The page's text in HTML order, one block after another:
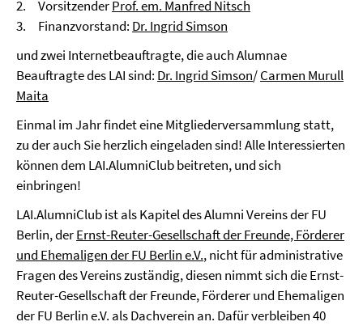
2. VorsitzenderProf. em. Manfred Nitsch
3. Finanzvorstand: Dr. Ingrid Simson
und zwei Internetbeauftragte, die auch Alumnae
Beauftragte des LAI sind: Dr. Ingrid Simson/Carmen Murull
Maita
Einmal im Jahr findet eine Mitgliederversammlung statt,
zu der auch Sie herzlich eingeladen sind! Alle Interessierten
können dem LAI.AlumniClub beitreten, und sich
einbringen!
LAI.AlumniClub ist als Kapitel des Alumni Vereins der FU
Berlin, derErnst-Reuter-Gesellschaft der Freunde, Förderer
und Ehemaligen der FU Berlin e.V., nicht für administrative
Fragen des Vereins zuständig, diesen nimmt sich die Ernst-
Reuter-Gesellschaft der Freunde, Förderer und Ehemaligen
der FU Berlin e.V. als Dachverein an. Dafür verbleiben 40